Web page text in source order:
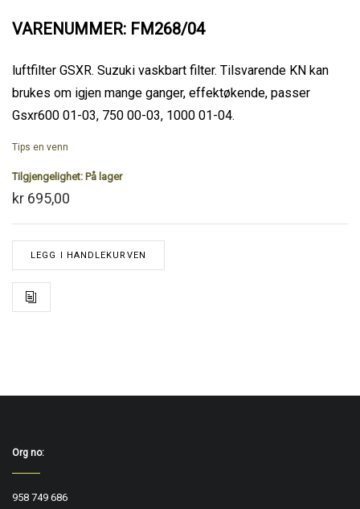
VARENUMMER: FM268/04
luftfilter GSXR. Suzuki vaskbart filter. Tilsvarende KN kan
brukes om igjen mange ganger, effektøkende, passer
Gsxr600 01-03, 750 00-03, 1000 01-04.
Tips en venn
Tilgjengelighet: På lager
kr 695,00
LEGG I HANDLEKURVEN
Org no:
958 749 686